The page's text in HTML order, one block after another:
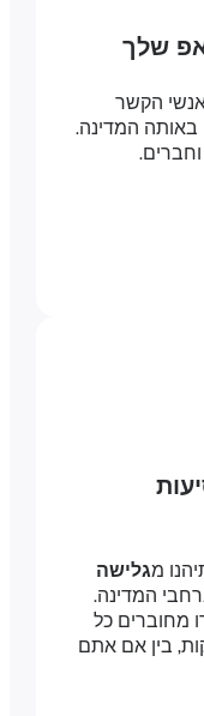
המדינה.
גלישה
כל
אם אתם